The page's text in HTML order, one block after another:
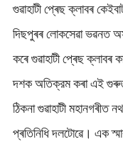
গুৱাহাটী প্ৰেছ ক্লাবৰ
দিছপুৰৰ লোকসেৱা ভৱনত
কৰে গুৱাহাটী প্ৰেছ ক্লাবৰ
দশক অতিক্রম কৰা এই
ঠিকনা গুৱাহাটী মহানগৰীত
প্ৰতিনিধি দলটোৱে। এক